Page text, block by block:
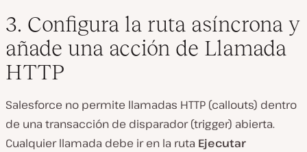
3. Configura la ruta asíncrona y
añade una acción de Llamada
HTTP
Salesforce no permite llamadas HTTP (callouts) dentro
de una transacción de disparador (trigger) abierta.
Cualquier llamada debe ir en la ruta Ejecutar